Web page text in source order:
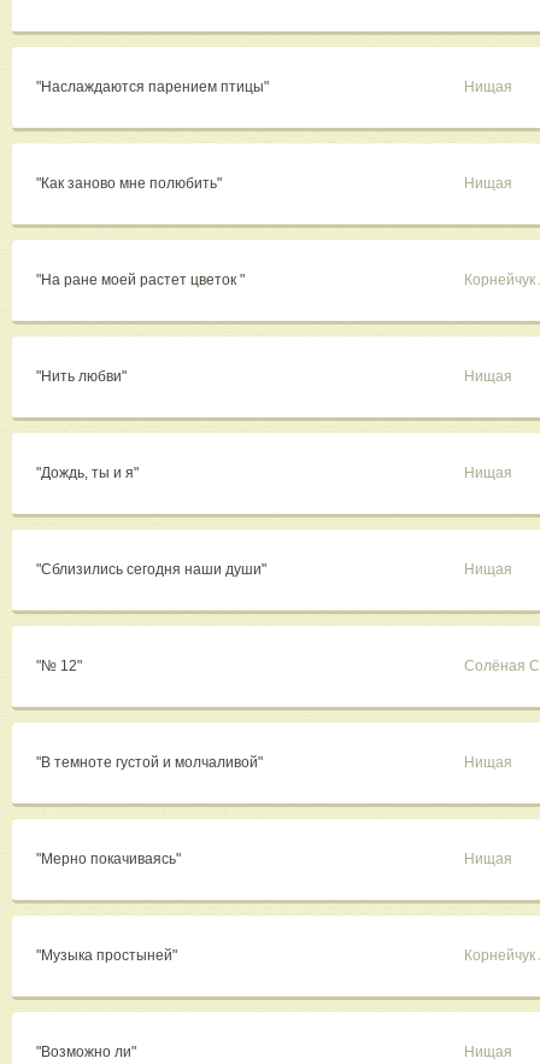
"Наслаждаются парением птицы" Нищая
"Как заново мне полюбить" Нищая
"На ране моей растет цветок "
"Нить любви" Нищая
"Дождь, ты и я" Нищая
"Сблизились сегодня наши души" Нищая
"№ 12" Солёная
"В темноте густой и молчаливой" Нищая
"Мерно покачиваясь" Нищая
"Музыка простыней"
"Возможно ли" Нищая